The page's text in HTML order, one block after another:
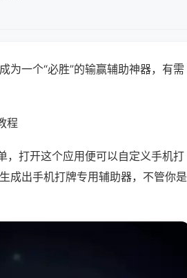
为一个“必胜”的输赢辅助神器，有需
程
，打开这个应用便可以自定义手机打
成出手机打牌专用辅助器，不管你是